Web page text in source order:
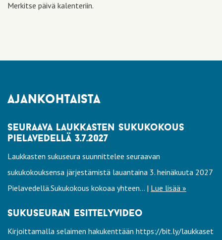
Merkitse päivä kalenteriin.
ajankohtaista
seuraava laukkasten sukukokous
pielavedellä 3.7.2027
Laukkasten sukuseura suunnittelee seuraavan
sukukokouksensa järjestämistä lauantaina 3. heinäkuuta 2027
Pielavedellä.Sukukokous kokoaa yhteen... | Lue lisää »
sukuseuran esittelyvideo
Kirjoittamalla selaimen hakukenttään https://bit.ly/laukkaset